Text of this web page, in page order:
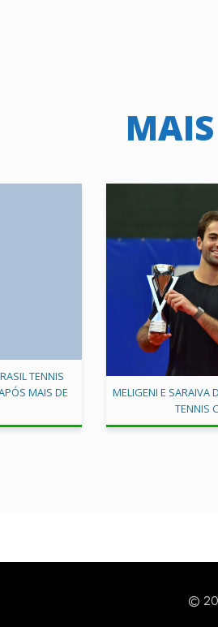
TENNIS
MAIS DE
MELIGENI E SARAIVA
TENNIS
©